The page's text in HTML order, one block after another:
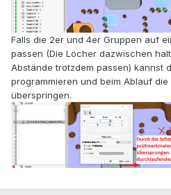
Falls die 2er und 4er Gruppen auf
passen (Die Löcher dazwischen
Abstände trotzdem passen) kannst
programmieren und beim Ablauf
überspringen.